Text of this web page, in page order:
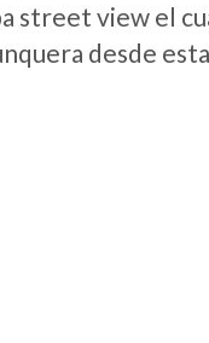
street view el
desde